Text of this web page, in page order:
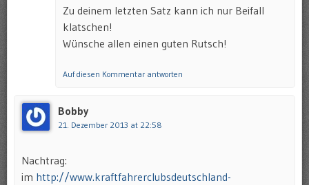
Zu deinem letzten Satz kann ich nur Beifall
klatschen!
Wünsche allen einen guten Rutsch!
Auf diesen Kommentar antworten
Bobby
21. Dezember 2013 at 22:58
Nachtrag:
im http://www.kraftfahrerclubsdeutschland-